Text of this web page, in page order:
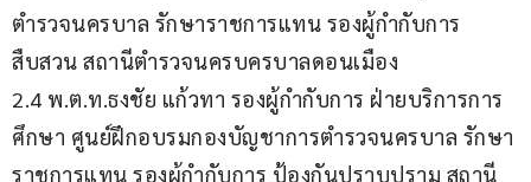
ตำรวจนครบาล รักษาราชการแทน รองผู้กำกับการ
สืบสวน สถานีตำรวจนครบครบาลดอนเมือง
2.4 พ.ต.ท.ธงชัย แก้วทา รองผู้กำกับการ ฝ่ายบริการการ
ศึกษา ศูนย์ฝึกอบรมกองบัญชาการตำรวจนครบาล รักษา
ราชการแทน รองผู้กำกับการ ป้องกันปราบปราม สถานี